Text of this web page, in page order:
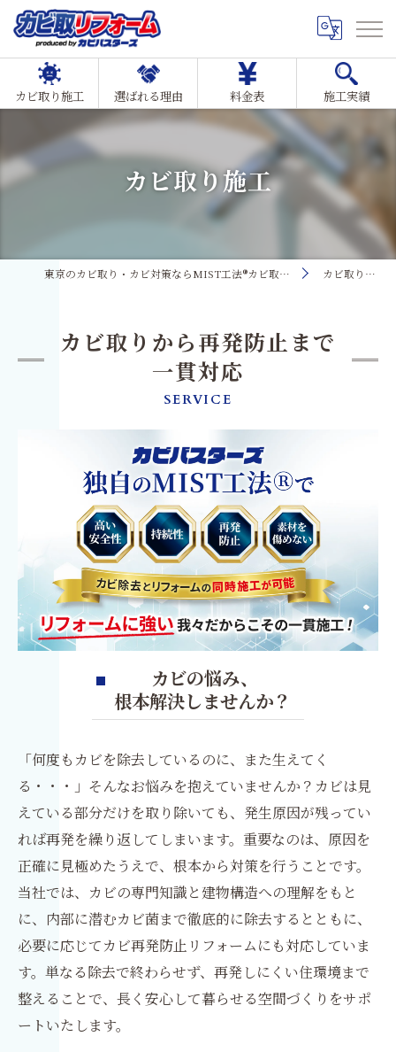
カビ取り施工 選ばれる理由 料金表 施工実績
カビ取り施工
東京のカビ取り・カビ対策ならMIST工法®カビ取リフォーム カビ取り施工
カビ取りから再発防止まで
一貫対応
SERVICE
カビの悩み、
根本解決しませんか？
「何度もカビを除去しているのに、また生えてく
る・・・」そんなお悩みを抱えていませんか？カビは見
えている部分だけを取り除いても、発生原因が残ってい
れば再発を繰り返してしまいます。重要なのは、原因を
正確に見極めたうえで、根本から対策を行うことです。
当社では、カビの専門知識と建物構造への理解をもと
に、内部に潜むカビ菌まで徹底的に除去するとともに、
必要に応じてカビ再発防止リフォームにも対応していま
す。単なる除去で終わらせず、再発しにくい住環境まで
整えることで、長く安心して暮らせる空間づくりをサポ
ートいたします。